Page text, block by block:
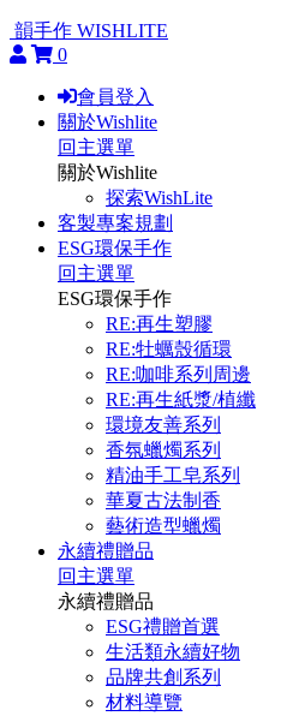
韻手作 WISHLITE
0
會員登入
關於Wishlite
回主選單
關於Wishlite
探索WishLite
客製專案規劃
ESG環保手作
回主選單
ESG環保手作
RE:再生塑膠
RE:牡蠣殼循環
RE:咖啡系列周邊
RE:再生紙漿/植纖
環境友善系列
香氛蠟燭系列
精油手工皂系列
華夏古法制香
藝術造型蠟燭
永續禮贈品
回主選單
永續禮贈品
ESG禮贈首選
生活類永續好物
品牌共創系列
材料導覽